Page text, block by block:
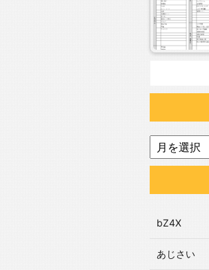
bZ4X
あじさい